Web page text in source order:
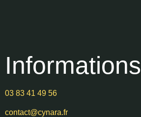
Informations
03 83 41 49 56
contact@cynara.fr